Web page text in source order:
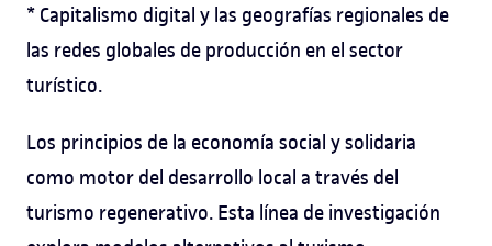
* Capitalismo digital y las geografías regionales de
las redes globales de producción en el sector
turístico.
Los principios de la economía social y solidaria
como motor del desarrollo local a través del
turismo regenerativo. Esta línea de investigación